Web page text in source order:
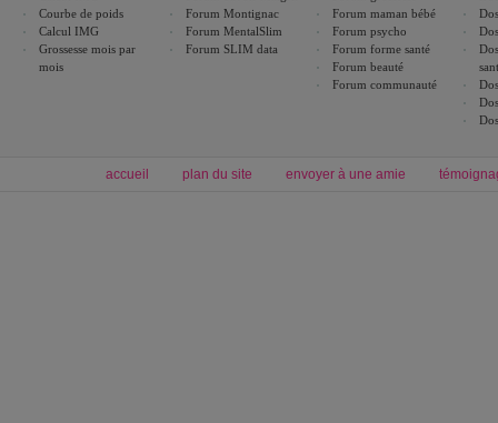
Courbe de poids
Calcul IMG
Grossesse mois par
mois
Forum Montignac
Forum MentalSlim
Forum SLIM data
Forum maman bébé
Forum psycho
Forum forme santé
Forum beauté
Forum communauté
accueil plan du site envoyer à une amie